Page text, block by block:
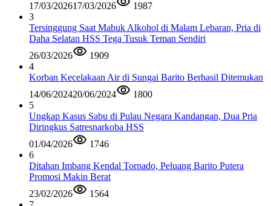
17/03/202617/03/2026
1987
3
Tersinggung Saat Mabuk Alkohol di Malam Lebaran, Pria di
Daha Selatan HSS Tega Tusuk Teman Sendiri
26/03/2026
1909
4
Korban Kecelakaan Air di Sungai Barito Berhasil Ditemukan
14/06/202420/06/2024
1800
5
Ungkap Kasus Sabu di Pulau Negara Kandangan, Dua Pria
Diringkus Satresnarkoba HSS
01/04/2026
1746
6
Ditahan Imbang Kendal Tornado, Peluang Barito Putera
Promosi Makin Berat
23/02/2026
1564